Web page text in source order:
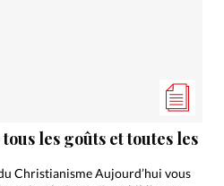
les goûts et toutes les
Christianisme Aujourd’hui vous